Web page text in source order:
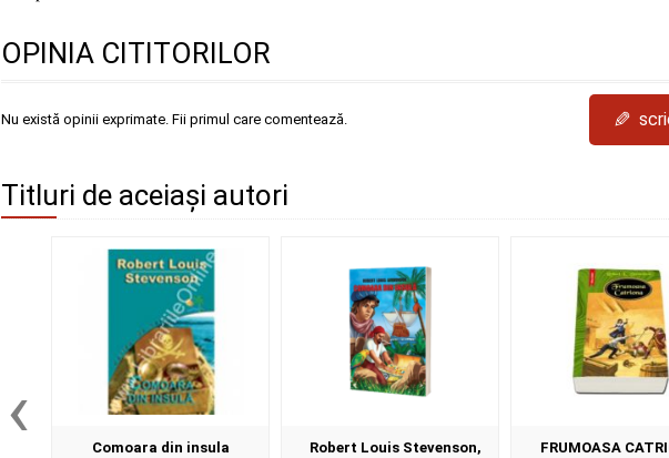
OPINIA CITITORILOR
Nu există opinii exprimate. Fii primul care comentează. ✎
Titluri de aceiași autori
‹ Comoara din insula
Robert Louis Stevenson,
FRUMOASA